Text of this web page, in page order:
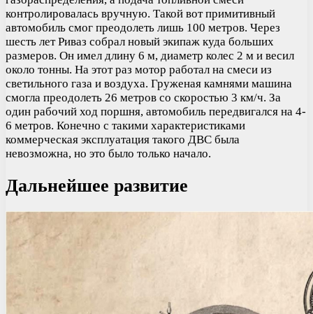
контролировалась вручную. Такой вот примитивный
автомобиль смог преодолеть лишь 100 метров. Через
шесть лет Риваз собрал новый экипаж куда больших
размеров. Он имел длину 6 м, диаметр колес 2 м и весил
около тонны. На этот раз мотор работал на смеси из
светильного газа и воздуха. Груженая камнями машина
смогла преодолеть 26 метров со скоростью 3 км/ч. За
один рабочий ход поршня, автомобиль передвигался на 4-
6 метров. Конечно с такими характеристиками
коммерческая эксплуатация такого ДВС была
невозможна, но это было только начало.
Дальнейшее развитие